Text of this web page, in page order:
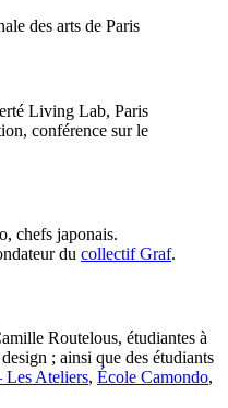
des arts de Paris
Living Lab, Paris
conférence sur le
chefs japonais.
du collectif Graf.
Routelous, étudiantes à
; ainsi que des étudiants
Ateliers, École Camondo,